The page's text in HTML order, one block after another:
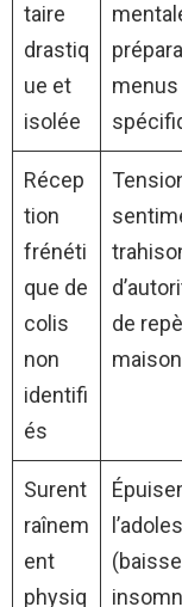
taire
drastiq
ue et
isolée
menus
Récep
tion
frénéti
que de
colis
non
identifi
és
de
maison
Surent
raînem
ent
physiq